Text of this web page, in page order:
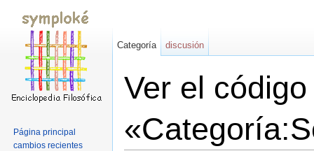
Ver el
Categoría discusión
Página principal
cambios recientes